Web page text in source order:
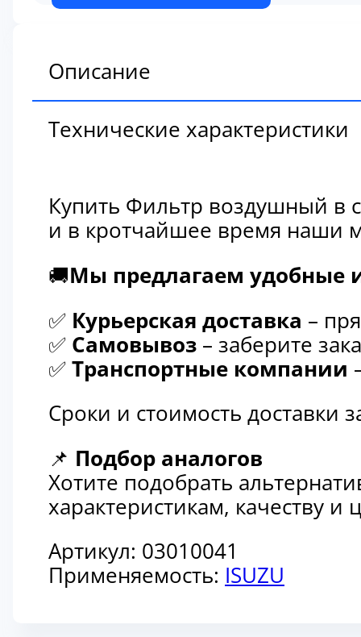
Описание
Технические характеристики
Купить Фильтр воздушный в
и в кротчайшее время наши
🚚Мы предлагаем удобные
✅ Курьерская доставка –
✅ Самовывоз – заберите
✅ Транспортные компании
Сроки и стоимость доставки
📌 Подбор аналогов
Хотите подобрать
характеристикам, качеству
Артикул: 03010041
Применяемость: ISUZU